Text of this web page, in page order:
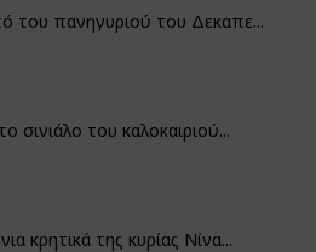
του πανηγυριού του Δεκαπε...
σινιάλο του καλοκαιριού...
κρητικά της κυρίας Νίνα...